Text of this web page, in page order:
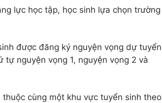
lực học tập, học sinh lựa chọn trường
được đăng ký nguyện vọng dự tuyển
nguyện vọng 1, nguyện vọng 2 và
cùng một khu vực tuyển sinh theo